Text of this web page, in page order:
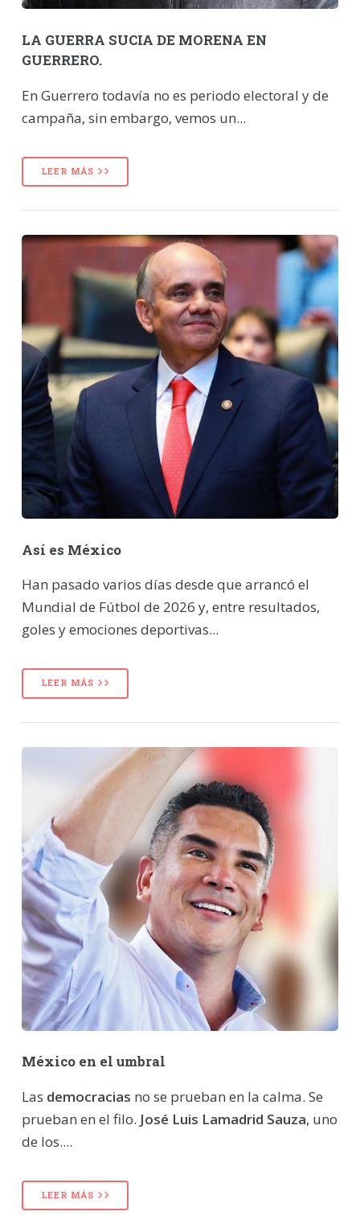
LA GUERRA SUCIA DE MORENA EN
GUERRERO.
En Guerrero todavía no es periodo electoral y de
campaña, sin embargo, vemos un...
LEER MÁS
Así es México
Han pasado varios días desde que arrancó el
Mundial de Fútbol de 2026 y, entre resultados,
goles y emociones deportivas...
LEER MÁS
México en el umbral
Las democracias no se prueban en la calma. Se
prueban en el filo. José Luis Lamadrid Sauza, uno
de los....
LEER MÁS